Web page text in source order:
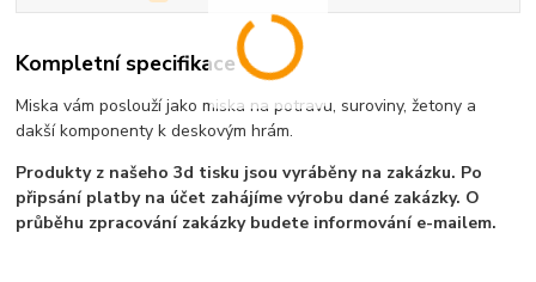
Kompletní specifikace
Miska vám poslouží jako miska na potravu, suroviny, žetony a
dakší komponenty k deskovým hrám.
Produkty z našeho 3d tisku jsou vyráběny na zakázku. Po
připsání platby na účet zahájíme výrobu dané zakázky. O
průběhu zpracování zakázky budete informování e-mailem.